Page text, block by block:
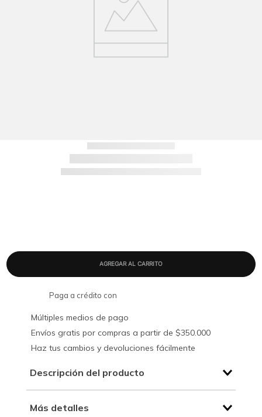
Paga a crédito con
Múltiples medios de pago
Envíos gratis por compras a partir de $350.000
Haz tus cambios y devoluciones fácilmente
Descripción del producto
Más detalles